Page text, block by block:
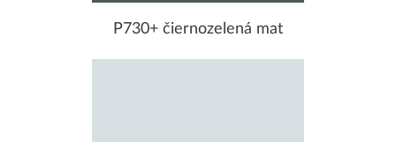
P730+ čiernozelená mat